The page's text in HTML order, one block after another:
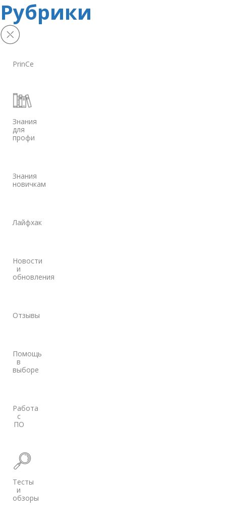
Рубрики
PrinCe
Знания
для
профи
Знания
новичкам
Лайфхак
Новости
и
обновления
Отзывы
Помощь
в
выборе
Работа
с
ПО
Тесты
и
обзоры